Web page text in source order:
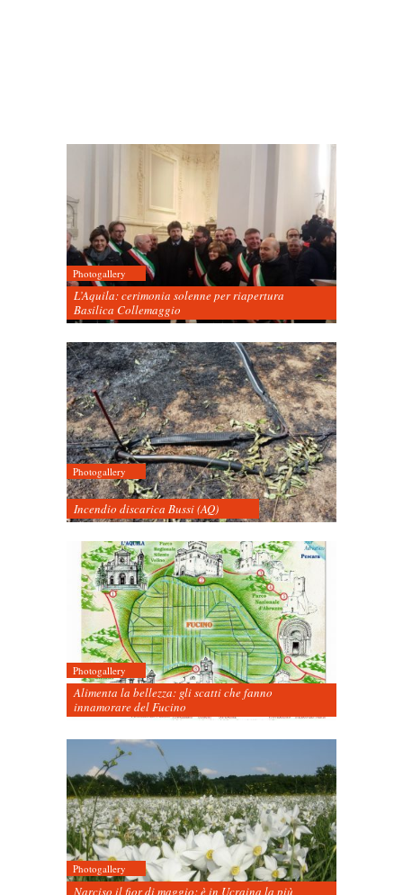
Photogallery
L’Aquila: cerimonia solenne per riapertura
Basilica Collemaggio
Photogallery
Incendio discarica Bussi (AQ)
Photogallery
Alimenta la bellezza: gli scatti che fanno
innamorare del Fucino
Photogallery
Narciso il fior di maggio: è in Ucraina la più